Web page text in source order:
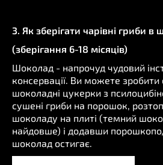
3. Як зберігати чарівні гриби в
(зберігання 6-18 місяців)
Шоколад - напрочуд чудовий
консервації. Ви можете зробити
шоколадні цукерки з
сушені гриби на порошок,
шоколаду на плиті (темний
найдовше) і додавши
шоколад остигає.